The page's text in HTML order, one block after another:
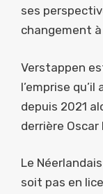
ses
changement
Verstappen
l’emprise
depuis 2021
derrière Oscar
Le
soit pas en